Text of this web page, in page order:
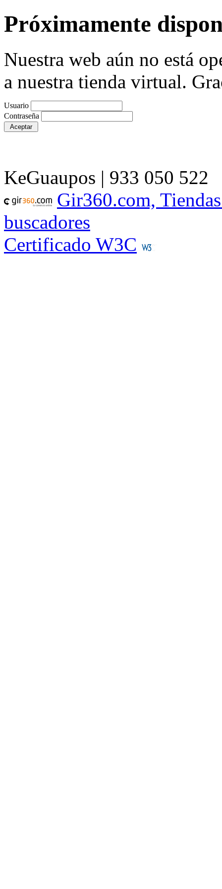
Próximamente
Nuestra web aún no está
a nuestra tienda virtual.
Usuario
Contraseña
KeGuaupos | 933 050 522
Gir360.com,
buscadores
Certificado W3C